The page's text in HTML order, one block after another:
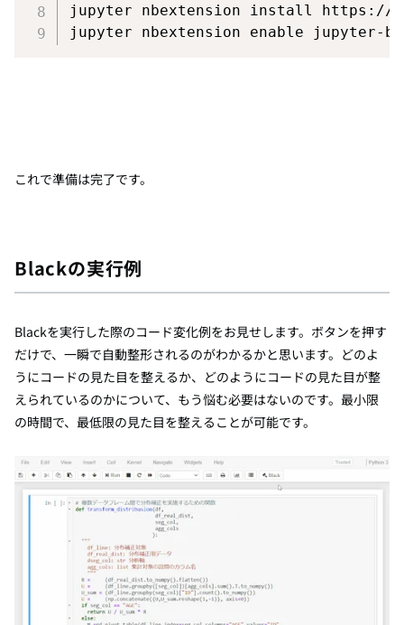
jupyter nbextension install https : //
jupyter nbextension enable jupyter-
これで準備は完了です。
Blackの実行例
Blackを実行した際のコード変化例をお見せします。ボタンを押す
だけで、一瞬で自動整形されるのがわかるかと思います。どのよ
うにコードの見た目を整えるか、どのようにコードの見た目が整
えられているのかについて、もう悩む必要はないのです。最小限
の時間で、最低限の見た目を整えることが可能です。